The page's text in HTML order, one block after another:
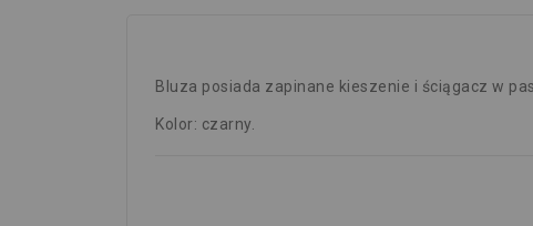
Bluza posiada zapinane kieszenie i ściągacz w
Kolor: czarny.